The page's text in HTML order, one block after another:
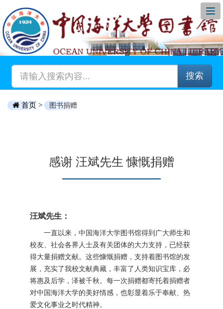
搜索
首页 > 图书捐赠
感谢 汪斌先生 慷慨捐赠
汪斌先生：
一直以来，中国海洋大学图书馆得到广大师生和
校友、社会各界人士及有关团体的大力支持，已经获
得大量捐赠文献。这些慷慨捐赠，支持着图书馆的发
展，充实了我校文献典藏，丰富了人类知识宝库，必
将惠及后学，泽被千秋。每一次捐赠都寄托着捐赠者
对中国海洋大学的美好情感，也彰显着乐于奉献、热
爱文化事业之时代精神。